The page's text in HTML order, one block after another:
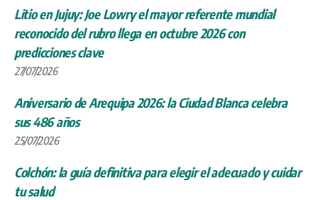
Litio en Jujuy: Joe Lowry el mayor referente mundial
reconocido del rubro llega en octubre 2026 con
predicciones clave
27/07/2026
Aniversario de Arequipa 2026: la Ciudad Blanca celebra
sus 486 años
25/07/2026
Colchón: la guía definitiva para elegir el adecuado y cuidar
tu salud